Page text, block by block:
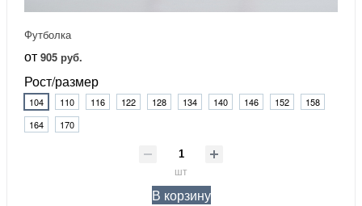
Футболка
от 905 руб.
Рост/размер
104 110 116 122 128 134 140 146 152
158
164
170
шт
В корзину